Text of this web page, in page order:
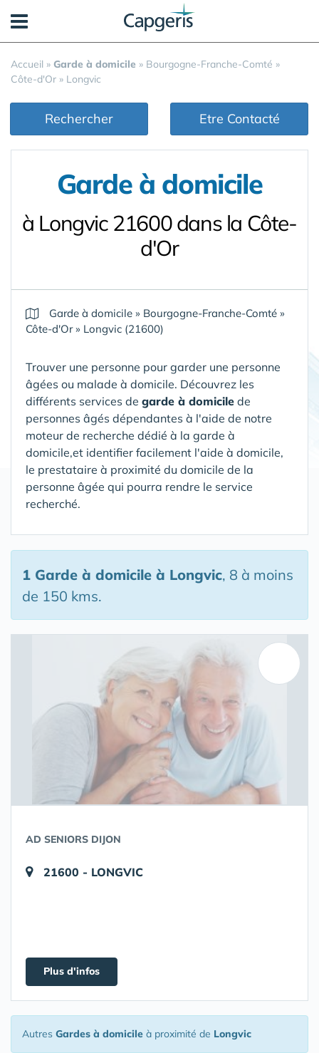
Accueil » Garde à domicile » Bourgogne-Franche-Comté »
Côte-d'Or » Longvic
Rechercher Etre Contacté
Garde à domicile
à Longvic 21600 dans la Côte-
d'Or
Garde à domicile » Bourgogne-Franche-Comté »
Côte-d'Or» Longvic (21600)
Trouver une personne pour garder une personne
âgées ou malade à domicile. Découvrez les
différents services de garde à domicile de
personnes âgés dépendantes à l'aide de notre
moteur de recherche dédié à la garde à
domicile,et identifier facilement l'aide à domicile,
le prestataire à proximité du domicile de la
personne âgée qui pourra rendre le service
recherché.
1 Garde à domicile à Longvic, 8 à moins
de 150 kms.
AD SENIORS DIJON
21600 - LONGVIC
Plus d'infos
Autres Gardes à domicile à proximité de Longvic